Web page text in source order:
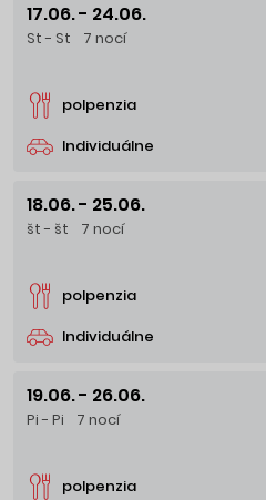
17.06. - 24.06.
St - St 7 nocí
Individuálne
polpenzia
18.06. - 25.06.
št - št 7 nocí
Individuálne
polpenzia
19.06. - 26.06.
Pi - Pi 7 nocí
polpenzia